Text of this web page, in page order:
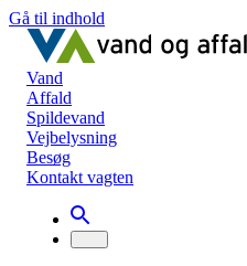
Gå til indhold
Vand
Affald
Spildevand
Vejbelysning
Besøg
Kontakt vagten